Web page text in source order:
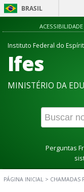
BRASIL
ACESSIBILIDADE
Instituto Federal do
Ifes
MINISTÉRIO DA
Perguntas
PÁGINA INICIAL > CHAMADAS